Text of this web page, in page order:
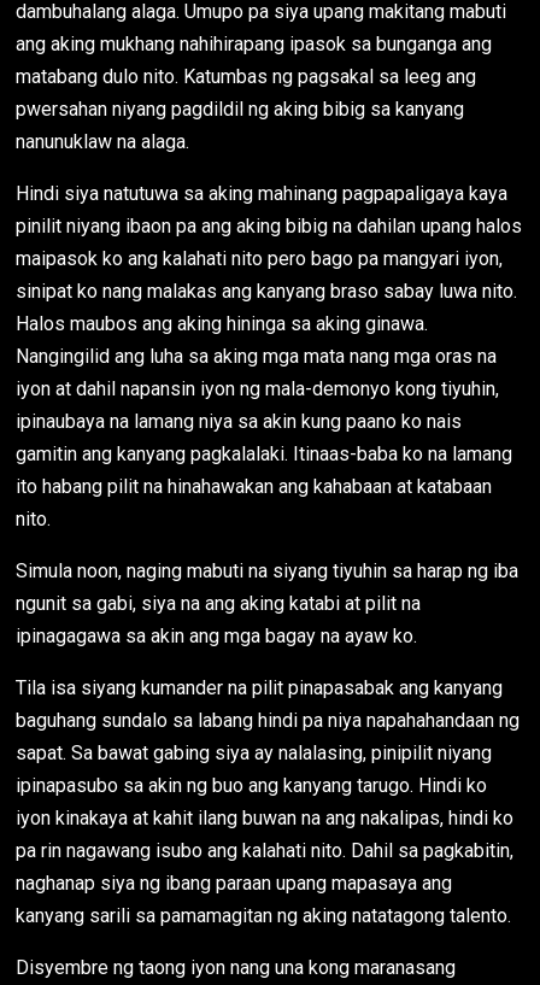
dambuhalang alaga. Umupo pa siya upang makitang mabuti
ang aking mukhang nahihirapang ipasok sa bunganga ang
matabang dulo nito. Katumbas ng pagsakal sa leeg ang
pwersahan niyang pagdildil ng aking bibig sa kanyang
nanunuklaw na alaga.
Hindi siya natutuwa sa aking mahinang pagpapaligaya kaya
pinilit niyang ibaon pa ang aking bibig na dahilan upang halos
maipasok ko ang kalahati nito pero bago pa mangyari iyon,
sinipat ko nang malakas ang kanyang braso sabay luwa nito.
Halos maubos ang aking hininga sa aking ginawa.
Nangingilid ang luha sa aking mga mata nang mga oras na
iyon at dahil napansin iyon ng mala-demonyo kong tiyuhin,
ipinaubaya na lamang niya sa akin kung paano ko nais
gamitin ang kanyang pagkalalaki. Itinaas-baba ko na lamang
ito habang pilit na hinahawakan ang kahabaan at katabaan
nito.
Simula noon, naging mabuti na siyang tiyuhin sa harap ng iba
ngunit sa gabi, siya na ang aking katabi at pilit na
ipinagagawa sa akin ang mga bagay na ayaw ko.
Tila isa siyang kumander na pilit pinapasabak ang kanyang
baguhang sundalo sa labang hindi pa niya napahahandaan ng
sapat. Sa bawat gabing siya ay nalalasing, pinipilit niyang
ipinapasubo sa akin ng buo ang kanyang tarugo. Hindi ko
iyon kinakaya at kahit ilang buwan na ang nakalipas, hindi ko
pa rin nagawang isubo ang kalahati nito. Dahil sa pagkabitin,
naghanap siya ng ibang paraan upang mapasaya ang
kanyang sarili sa pamamagitan ng aking natatagong talento.
Disyembre ng taong iyon nang una kong maranasang